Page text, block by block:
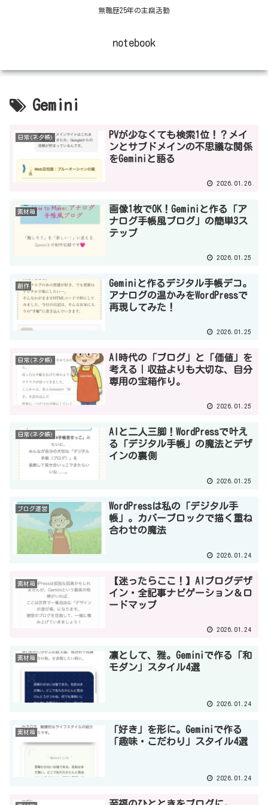
無職歴25年の主腐活動
notebook
Gemini
日常(ネタ帳)
PVが少なくても検索1位！？メイ
ンとサブドメインの不思議な関係
をGeminiと語る
2026.01.26
素材箱
画像1枚でOK！Geminiと作る「ア
ナログ手帳風ブログ」の簡単3ス
テップ
2026.01.25
創作
Geminiと作るデジタル手帳デコ。
アナログの温かみをWordPressで
再現してみた！
2026.01.25
日常(ネタ帳)
AI時代の「ブログ」と「価値」を
考える｜収益よりも大切な、自分
専用の宝箱作り。
2026.01.25
日常(ネタ帳)
AIと二人三脚！WordPressで叶え
る「デジタル手帳」の魔法とデザ
インの裏側
2026.01.25
ブログ運営
WordPressは私の「デジタル手
帳」。カバーブロックで描く重ね
合わせの魔法
2026.01.24
素材箱
【迷ったらここ！】AIブログデザ
イン・全記事ナビゲーション＆ロ
ードマップ
2026.01.24
素材箱
凛として、雅。Geminiで作る「和
モダン」スタイル4選
2026.01.24
素材箱
「好き」を形に。Geminiで作る
「趣味・こだわり」スタイル4選
2026.01.24